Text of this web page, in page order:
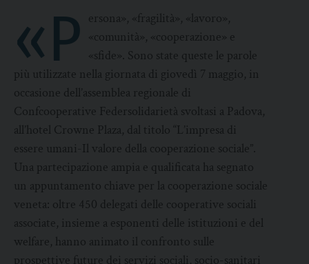
«P ersona», «fragilità», «lavoro»,
«comunità», «cooperazione» e
«sfide». Sono state queste le parole
più utilizzate nella giornata di giovedì 7 maggio, in
occasione dell’assemblea regionale di
Confcooperative Federsolidarietà svoltasi a Padova,
all’hotel Crowne Plaza, dal titolo “L’impresa di
essere umani-Il valore della cooperazione sociale”.
Una partecipazione ampia e qualificata ha segnato
un appuntamento chiave per la cooperazione sociale
veneta: oltre 450 delegati delle cooperative sociali
associate, insieme a esponenti delle istituzioni e del
welfare, hanno animato il confronto sulle
prospettive future dei servizi sociali, socio-sanitari